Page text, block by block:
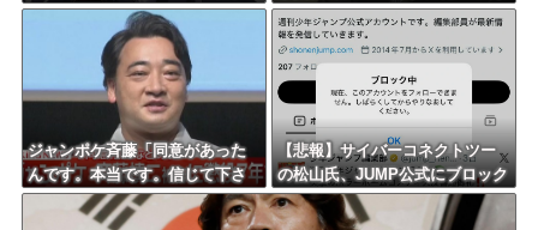
4巻無料ｗｗｗｗｗｗ
円ｗｗｗｗｗｗｗｗｗ
ジャンポケ斉藤「同意があった
んです。本当です。信じて下さ
い」 ←何でこの主張が通らな
【悲報】サイバーコネクトツー
の松山氏、JUMP公式にブロック
されるｗｗｗｗｗｗｗｗｗｗｗ